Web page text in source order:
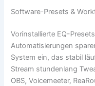
Software-Presets &
Vorinstallierte EQ-
Automatisierungen
System ein, das stabil
Stream stundenlang
OBS, Voicemeeter,